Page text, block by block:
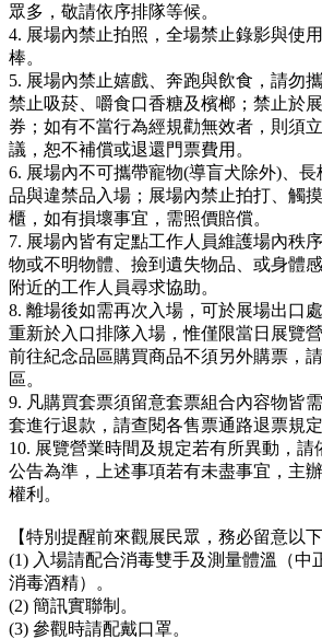
眾多，敬請依序排隊等候。
4. 展場內禁止拍照，全場禁止錄影與使
棒。
5. 展場內禁止嬉戲、奔跑與飲食，請勿
禁止吸菸、嚼食口香糖及檳榔；禁止於
券；如有不當行為經規勸無效者，則須
議，恕不補償或退還門票費用。
6. 展場內不可攜帶寵物(導盲犬除外)、
品與違禁品入場；展場內禁止拍打、觸
櫃，如有損壞事宜，需照價賠償。
7. 展場內皆有定點工作人員維護場內秩
物或不明物體、撿到遺失物品、或身體
附近的工作人員尋求協助。
8. 離場後如需再次入場，可於展場出口
重新於入口排隊入場，惟僅限當日展覽
前往紀念品區購買商品不須另外購票，
區。
9. 凡購買套票須留意套票組合內容物皆
套進行退款，請查閱各售票通路退票規定
10. 展覽營業時間及規定若有所異動，請
公告為準，上述事項若有未盡事宜，主
權利。
【特別提醒前來觀展民眾，務必留意以
(1) 入場請配合消毒雙手及測量體溫（中
消毒酒精）
。
(2) 簡訊實聯制 。
(3) 參觀時請配戴口罩。